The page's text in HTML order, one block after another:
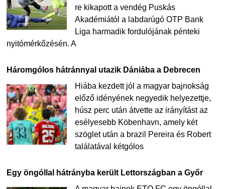
re kikapott a vendég Puskás
Akadémiától a labdarúgó OTP Bank
Liga harmadik fordulójának pénteki
nyitómérkőzésén. A
Háromgólos hátránnyal utazik Dániába a Debrecen
Hiába kezdett jól a magyar bajnokság
előző idényének negyedik helyezettje,
húsz perc után átvette az irányítást az
esélyesebb Köbenhavn, amely két
szöglet után a brazil Pereira és Robert
találatával kétgólos
Egy öngóllal hátrányba került Lettországban a Győr